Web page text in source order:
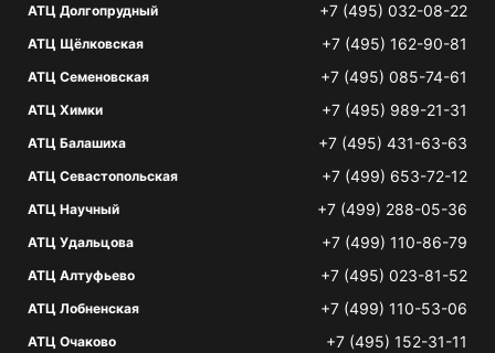
АТЦ Долгопрудный +7 (495) 032-08-22
АТЦ Щёлковская +7 (495) 162-90-81
АТЦ Семеновская +7 (495) 085-74-61
АТЦ Химки +7 (495) 989-21-31
АТЦ Балашиха +7 (495) 431-63-63
АТЦ Севастопольская +7 (499) 653-72-12
АТЦ Научный +7 (499) 288-05-36
АТЦ Удальцова +7 (499) 110-86-79
АТЦ Алтуфьево +7 (495) 023-81-52
АТЦ Лобненская +7 (499) 110-53-06
АТЦ Очаково +7 (495) 152-31-11